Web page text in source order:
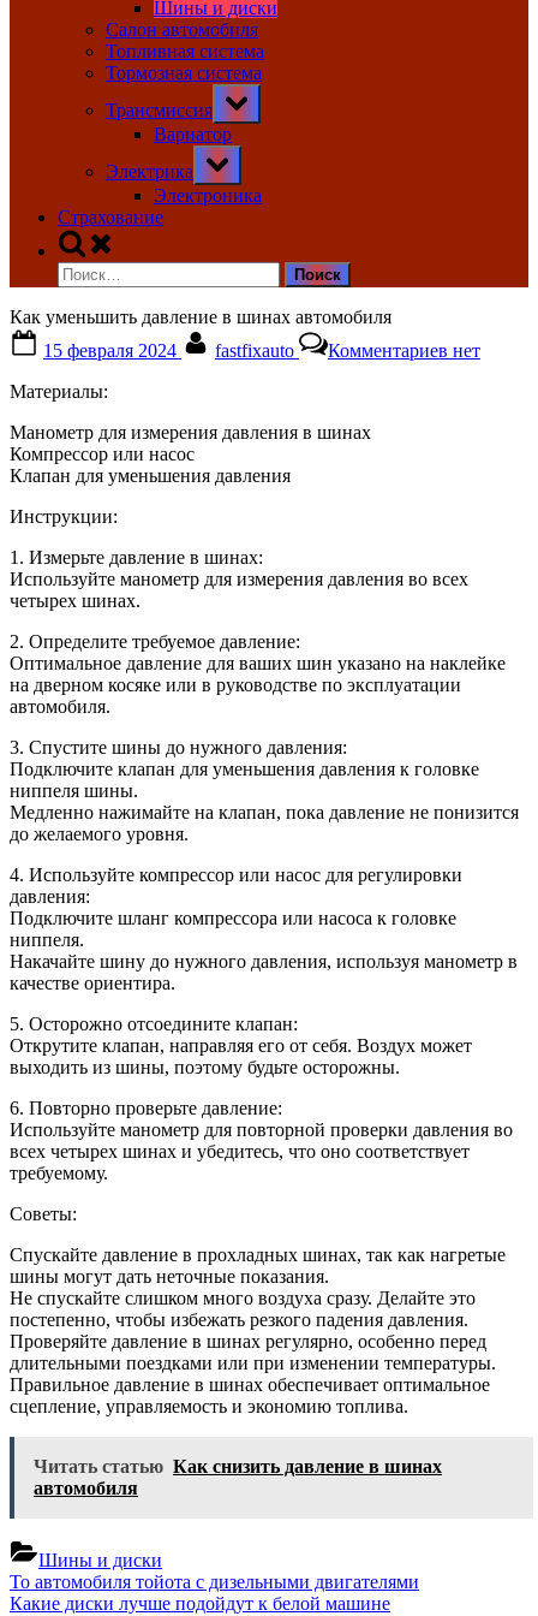
Шины и диски
Салон автомобиля
Топливная система
Тормозная система
Трансмиссия
Toggle
sub-
menu
Вариатор
Электрика
Toggle
sub-
menu
Электроника
Страхование
Toggle
search
form
Найти:
Как уменьшить давление в шинах автомобиля
on
15 февраля 2024 fastfixauto Комментариевзаписи
нет
Материалы:
Манометр для измерения давления в шинах
Компрессор или насос
Клапан для уменьшения давления
Инструкции:
1. Измерьте давление в шинах:
Используйте манометр для измерения давления во всех
четырех шинах.
2. Определите требуемое давление:
Оптимальное давление для ваших шин указано на наклейке
на дверном косяке или в руководстве по эксплуатации
автомобиля.
3. Спустите шины до нужного давления:
Подключите клапан для уменьшения давления к головке
ниппеля шины.
Медленно нажимайте на клапан, пока давление не понизится
до желаемого уровня.
4. Используйте компрессор или насос для регулировки
давления:
Подключите шланг компрессора или насоса к головке
ниппеля.
Накачайте шину до нужного давления, используя манометр в
качестве ориентира.
5. Осторожно отсоедините клапан:
Открутите клапан, направляя его от себя. Воздух может
выходить из шины, поэтому будьте осторожны.
6. Повторно проверьте давление:
Используйте манометр для повторной проверки давления во
всех четырех шинах и убедитесь, что оно соответствует
требуемому.
Советы:
Спускайте давление в прохладных шинах, так как нагретые
шины могут дать неточные показания.
Не спускайте слишком много воздуха сразу. Делайте это
постепенно, чтобы избежать резкого падения давления.
Проверяйте давление в шинах регулярно, особенно перед
длительными поездками или при изменении температуры.
Правильное давление в шинах обеспечивает оптимальное
сцепление, управляемость и экономию топлива.
Читать статью Как снизить давление в шинах
автомобиля
Шины и диски
Навигация
Previous
Post:
То автомобиля тойота с дизельными двигателями
Next
Какие диски лучше подойдут к белой машине